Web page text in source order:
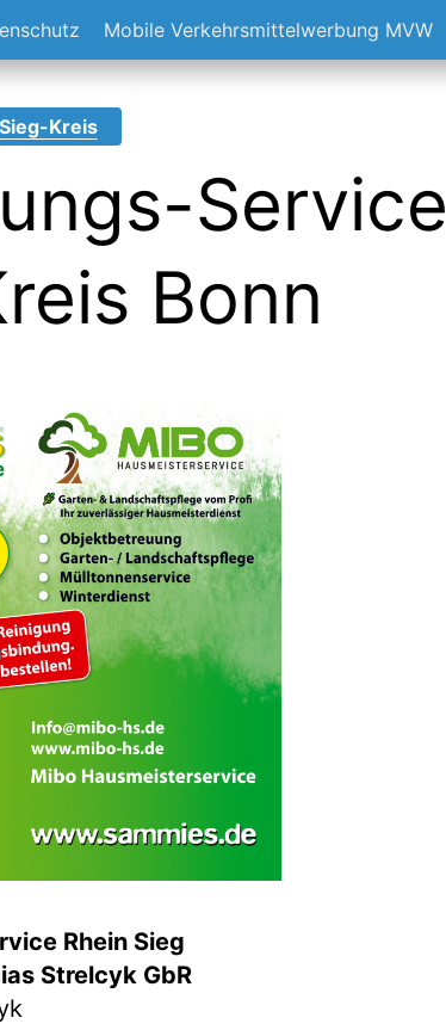
Mobile Verkehrsmittelwerbung MVW
Kreis
Service
Bonn
Rhein Sieg
Strelcyk GbR